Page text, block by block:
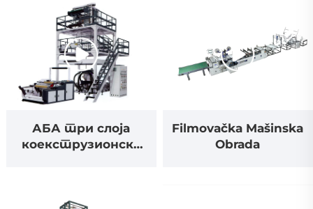
АБА три слоја
коекструзионска
Filmovačka Mašinska
Obrada